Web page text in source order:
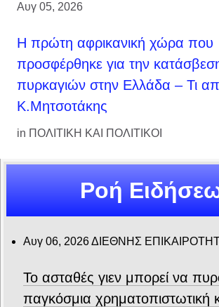
Αυγ 05, 2026
Η πρώτη αφρικανική χώρα που
προσφέρθηκε για την
πυρκαγιών στην Ελλάδα – Τι
Κ.Μητσοτάκης
in ΠΟΛΙΤΙΚΗ ΚΑΙ ΠΟΛΙΤΙΚΟΙ
Ροή
Αυγ 06, 2026ΔΙΕΘΝΗΣ
Το ασταθές γιεν μπορεί να
παγκόσμια χρηματοπιστωτική